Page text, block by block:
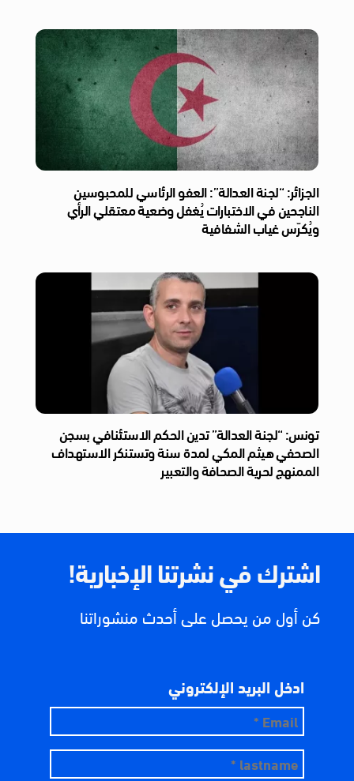
الجزائر: “لجنة العدالة”: العفو الرئاسي للمحبوسين
الناجحين في الاختبارات يُغفل وضعية معتقلي الرأي
ويُكرّس غياب الشفافية
تونس: “لجنة العدالة” تدين الحكم الاستئنافي بسجن
الصحفي هيثم المكي لمدة سنة وتستنكر الاستهداف
الممنهج لحرية الصحافة والتعبير
اشترك في نشرتنا الإخبارية!
كن أول من يحصل على أحدث منشوراتنا
ادخل البريد الإلكتروني